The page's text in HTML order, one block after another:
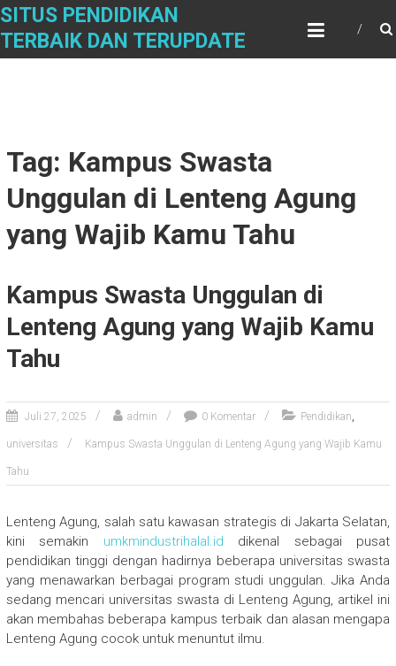
Skip
content
SITUS PENDIDIKAN
TERBAIK DAN TERUPDATE
Tag: Kampus Swasta
Unggulan di Lenteng Agung
yang Wajib Kamu Tahu
Kampus Swasta Unggulan di
Lenteng Agung yang Wajib Kamu
Tahu
Juli 27, 2025 admin 0 Komentar Pendidikan,
universitas Kampus Swasta Unggulan di Lenteng Agung yang Wajib Kamu
Tahu
Lenteng Agung, salah satu kawasan strategis di Jakarta Selatan,
kini semakin umkmindustrihalal.id dikenal sebagai pusat
pendidikan tinggi dengan hadirnya beberapa universitas swasta
yang menawarkan berbagai program studi unggulan. Jika Anda
sedang mencari universitas swasta di Lenteng Agung, artikel ini
akan membahas beberapa kampus terbaik dan alasan mengapa
Lenteng Agung cocok untuk menuntut ilmu.